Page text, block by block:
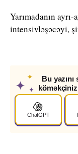
Yarımadanın
intensivləşəcəyi,
✦
✦
✦
Bu
ChatGPT